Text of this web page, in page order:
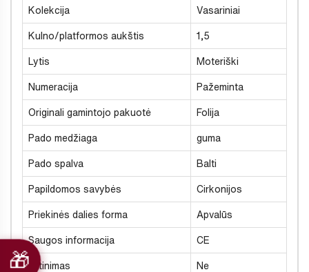
Kolekcija Vasariniai
Kulno/platformos aukštis 1,5
Lytis Moteriški
Numeracija Pažeminta
Originali gamintojo pakuotė Folija
Pado medžiaga guma
Pado spalva Balti
Papildomos savybės Cirkonijos
Priekinės dalies forma Apvalūs
Saugos informacija CE
Šiltinimas Ne